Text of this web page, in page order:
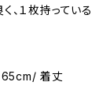
、１枚持っている
着丈